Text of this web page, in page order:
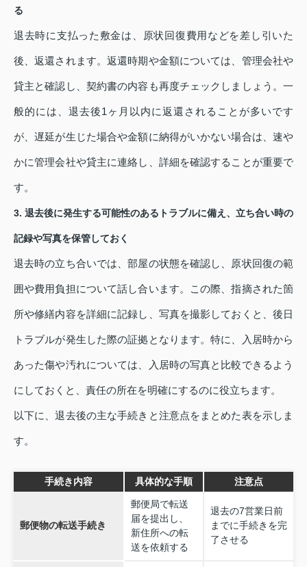
る
退去時に支払った敷金は、原状回復費用などを差し引いた
後、返還されます。返還時期や金額については、管理会社や
貸主と確認し、契約書の内容も再度チェックしましょう。一
般的には、退去後1ヶ月以内に返還されることが多いです
が、遅延が生じた場合や金額に納得がいかない場合は、速や
かに管理会社や貸主に連絡し、詳細を確認することが重要で
す。
3. 退去後に発生する可能性のあるトラブルに備え、立ち合い時の
記録や写真を保管しておく
退去時の立ち合いでは、部屋の状態を確認し、原状回復の範
囲や費用負担について話し合います。この際、指摘された箇
所や修繕内容を詳細に記録し、写真を撮影しておくと、後日
トラブルが発生した際の証拠となります。特に、入居時から
あった傷や汚れについては、入居時の写真と比較できるよう
にしておくと、責任の所在を明確にするのに役立ちます。
以下に、退去後の主な手続きと注意点をまとめた表を示しま
す。
手続き内容 具体的な手順 注意点
郵便物の転送手続き
郵便局で転送
届を提出し、
新住所への転
送を依頼する
退去の7営業日前
までに手続きを完
了させる